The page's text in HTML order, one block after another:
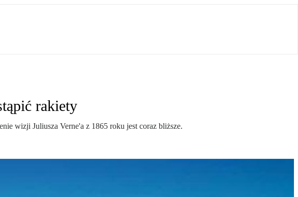
rakiety
wizji Juliusza Verne'a z 1865 roku jest coraz bliższe.